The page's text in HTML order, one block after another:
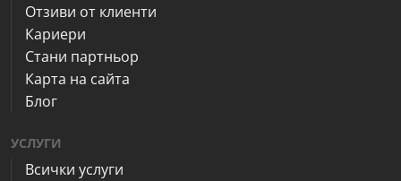
Отзиви от клиенти
Кариери
Стани партньор
Карта на сайта
Блог
УСЛУГИ
Всички услуги